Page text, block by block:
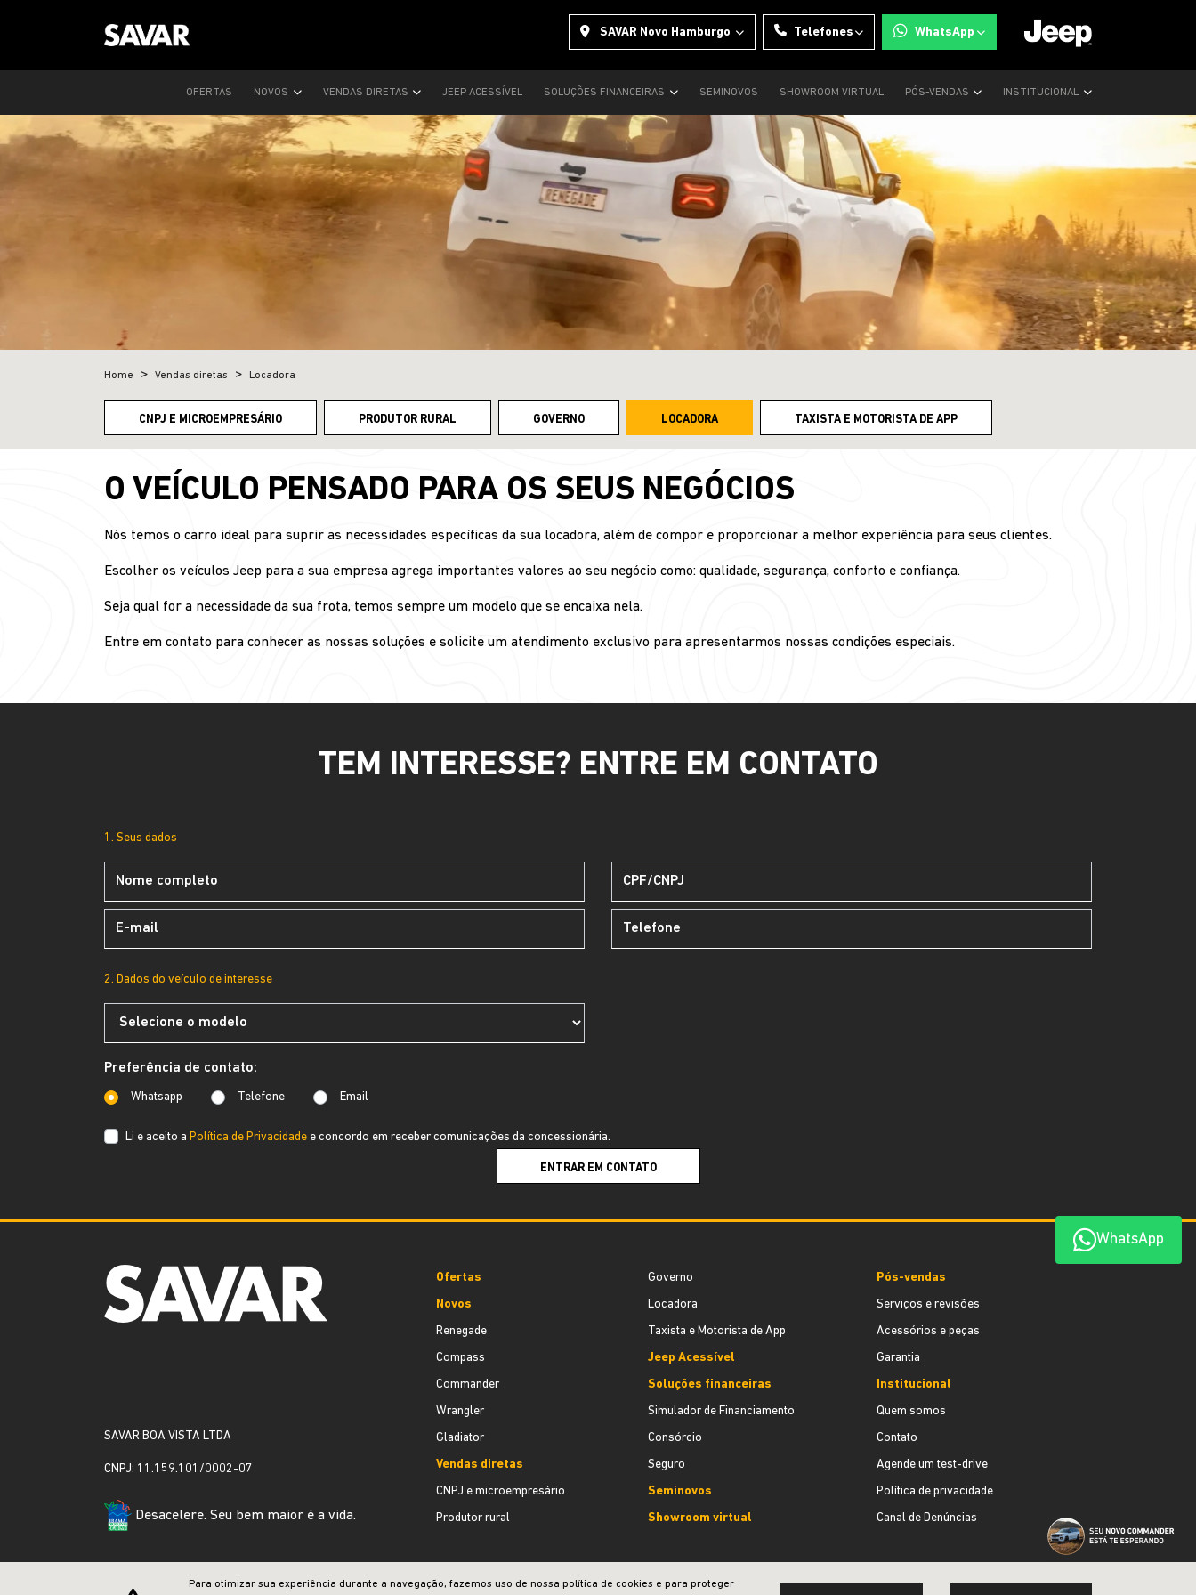
SAVAR Novo Hamburgo Telefones WhatsApp
OFERTAS NOVOS VENDAS DIRETAS JEEP ACESSÍVEL SOLUÇÕES FINANCEIRAS SEMINOVOS SHOWROOM VIRTUAL PÓS-VENDAS INSTITUCIONAL
Home Vendas diretas Locadora
CNPJ E MICROEMPRESÁRIO PRODUTOR RURAL GOVERNO LOCADORA TAXISTA E MOTORISTA DE APP
O VEÍCULO PENSADO PARA OS SEUS NEGÓCIOS
Nós temos o carro ideal para suprir as necessidades específicas da sua locadora, além de compor e proporcionar a melhor experiência para seus clientes.
Escolher os veículos Jeep para a sua empresa agrega importantes valores ao seu negócio como: qualidade, segurança, conforto e confiança.
Seja qual for a necessidade da sua frota, temos sempre um modelo que se encaixa nela.
Entre em contato para conhecer as nossas soluções e solicite um atendimento exclusivo para apresentarmos nossas condições especiais.
TEM INTERESSE? ENTRE EM CONTATO
1. Seus dados
2. Dados do veículo de interesse
Preferência de contato:
Whatsapp Telefone Email
Li e aceito a Política de Privacidade e concordo em receber comunicações da concessionária.
ENTRAR EM CONTATO
WhatsApp
SAVAR BOA VISTA LTDA
CNPJ: 11.159.101/0002-07
Desacelere. Seu bem maior é a vida.
Ofertas
Novos
Renegade
Compass
Commander
Wrangler
Gladiator
Vendas diretas
CNPJ e microempresário
Produtor rural
Governo
Locadora
Taxista e Motorista de App
Jeep Acessível
Soluções financeiras
Simulador de Financiamento
Consórcio
Seguro
Seminovos
Showroom virtual
Pós-vendas
Serviços e revisões
Acessórios e peças
Garantia
Institucional
Quem somos
Contato
Agende um test-drive
Política de privacidade
Canal de Denúncias
Para otimizar sua experiência durante a navegação, fazemos uso de nossa política de cookies e para proteger